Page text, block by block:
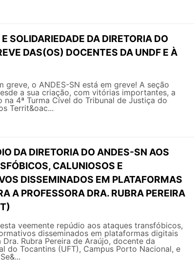
SOLIDARIEDADE DA DIRETORIA DO
DAS(OS) DOCENTES DA UNDF E À
greve, o ANDES-SN está em greve! A seção
a sua criação, com vitórias importantes, a
na 4ª Turma Cível do Tribunal de Justiça do
Territ&oac...
DA DIRETORIA DO ANDES-SN AOS
CALUNIOSOS E
DISSEMINADOS EM PLATAFORMAS
A PROFESSORA DRA. RUBRA PEREIRA
veemente repúdio aos ataques transfóbicos,
disseminados em plataformas digitais
Rubra Pereira de Araújo, docente da
do Tocantins (UFT), Campus Porto Nacional, e